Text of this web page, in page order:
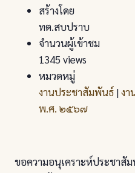
สร้างโดย
ทต.สบปราบ
จำนวนผู้เข้าชม
1345 views
หมวดหมู่
งานประชาสัมพันธ์ |งา
พ.ศ. ๒๕๖๗
ขอความอนุเคราะห์ประชาสั